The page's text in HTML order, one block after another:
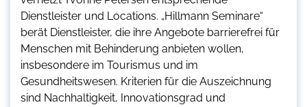
Dienstleister und Locations. „Hillmann Seminare“
berät Dienstleister, die ihre Angebote barrierefrei für
Menschen mit Behinderung anbieten wollen,
insbesondere im Tourismus und im
Gesundheitswesen. Kriterien für die Auszeichnung
sind Nachhaltigkeit, Innovationsgrad und